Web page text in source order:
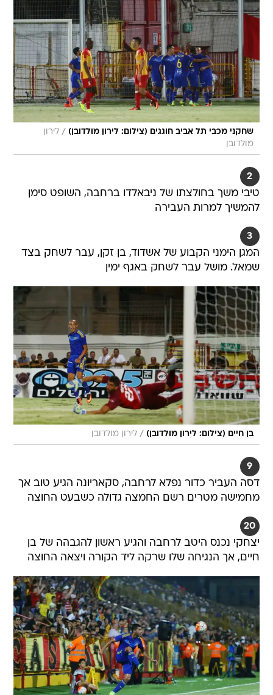
שחקני מכבי תל אביב חוגגים (צילום: לירון מולדובן) / לירון
מולדובן
2
טיבי משך בחולצתו של ניבאלדו ברחבה, השופט סימן
להמשיך למרות העבירה
3
המגן הימני הקבוע של אשדוד, בן זקן, עבר לשחק בצד
שמאל. מושל עבר לשחק באגף ימין
בן חיים (צילום: לירון מולדובן) / לירון מולדובן
9
דסה העביר כדור נפלא לרחבה, סקאריונה הגיע טוב אך
מחמישה מטרים רשם החמצה גדולה כשבעט החוצה
20
יצחקי נכנס היטב לרחבה והגיע ראשון להגבהה של בן
חיים, אך הנגיחה שלו שרקה ליד הקורה ויצאה החוצה